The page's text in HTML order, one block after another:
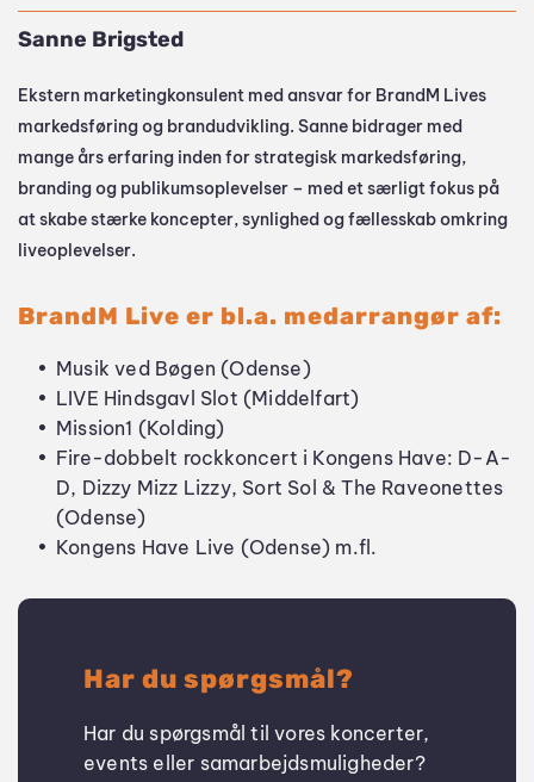
Sanne Brigsted
Ekstern marketingkonsulent med ansvar for BrandM Lives
markedsføring og brandudvikling. Sanne bidrager med
mange års erfaring inden for strategisk markedsføring,
branding og publikumsoplevelser – med et særligt fokus på
at skabe stærke koncepter, synlighed og fællesskab omkring
liveoplevelser.
BrandM Live er bl.a. medarrangør af:
Musik ved Bøgen (Odense)
LIVE Hindsgavl Slot (Middelfart)
Mission1 (Kolding)
Fire-dobbelt rockkoncert i Kongens Have: D-A-
D, Dizzy Mizz Lizzy, Sort Sol & The Raveonettes
(Odense)
Kongens Have Live (Odense) m.fl.
Har du spørgsmål?
Har du spørgsmål til vores koncerter,
events eller samarbejdsmuligheder?